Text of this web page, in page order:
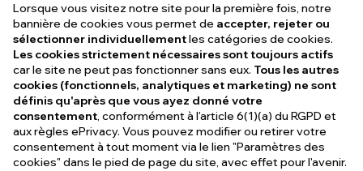
Lorsque vous visitez notre site pour la première fois, notre
bannière de cookies vous permet de accepter, rejeter ou
sélectionner individuellementles catégories de cookies.
Les cookies strictement nécessaires sont toujours actifs
car le site ne peut pas fonctionner sans eux. Tous les autres
cookies (fonctionnels, analytiques et marketing) ne sont
définis qu'après que vous ayez donné votre
consentement, conformément à l'article 6(1)(a) du RGPD et
aux règles ePrivacy. Vous pouvez modifier ou retirer votre
consentement à tout moment via le lien "Paramètres des
cookies" dans le pied de page du site, avec effet pour l'avenir.